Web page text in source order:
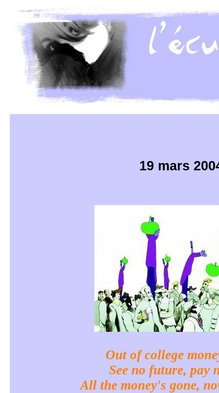
19 mars
Out of college
See no future, pay
All the money's gone,